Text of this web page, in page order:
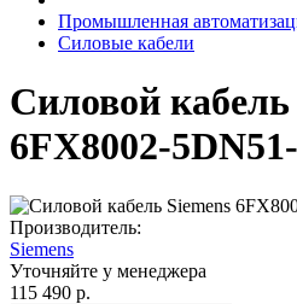
Промышленная
Силовые кабели
Силовой кабель
6FX8002-
Производитель:
Siemens
Уточняйте у менеджера
115 490 р.